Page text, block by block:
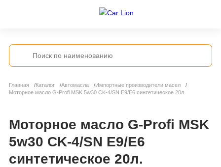
Главная Каталог Автомасла
Импортные производители масел
Моторное масло G-Profi MSK 5w30 CK-4/SN E9/E6 синтетическое 20л.
Моторное масло G-Profi MSK
5w30 CK-4/SN E9/E6
синтетическое 20л.